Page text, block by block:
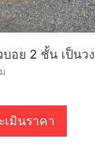
อย 2 ชั้น เป็นวง
เมินราคา